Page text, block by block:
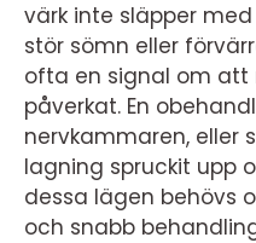
värk inte släpper
stör sömn eller
ofta en signal om att
påverkat. En
nervkammaren, eller
lagning spruckit upp
dessa lägen behövs
och snabb